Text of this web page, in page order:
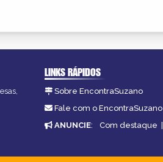
LINKS RÁPIDOS
Sobre EncontraSuzano
Fale com o EncontraSuzano
ANUNCIE: Com destaque |